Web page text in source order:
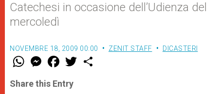
Catechesi in occasione dell’Udienza del
mercoledì
NOVEMBRE 18, 2009 00:00 ZENIT STAFF DICASTERI
W
t
s
M
e
s
e
F
a
e
b
w
Share this Entry